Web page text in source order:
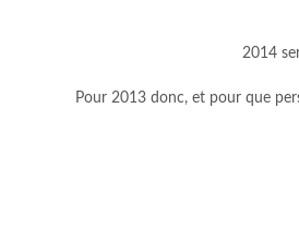
2014
Pour 2013 donc, et pour que